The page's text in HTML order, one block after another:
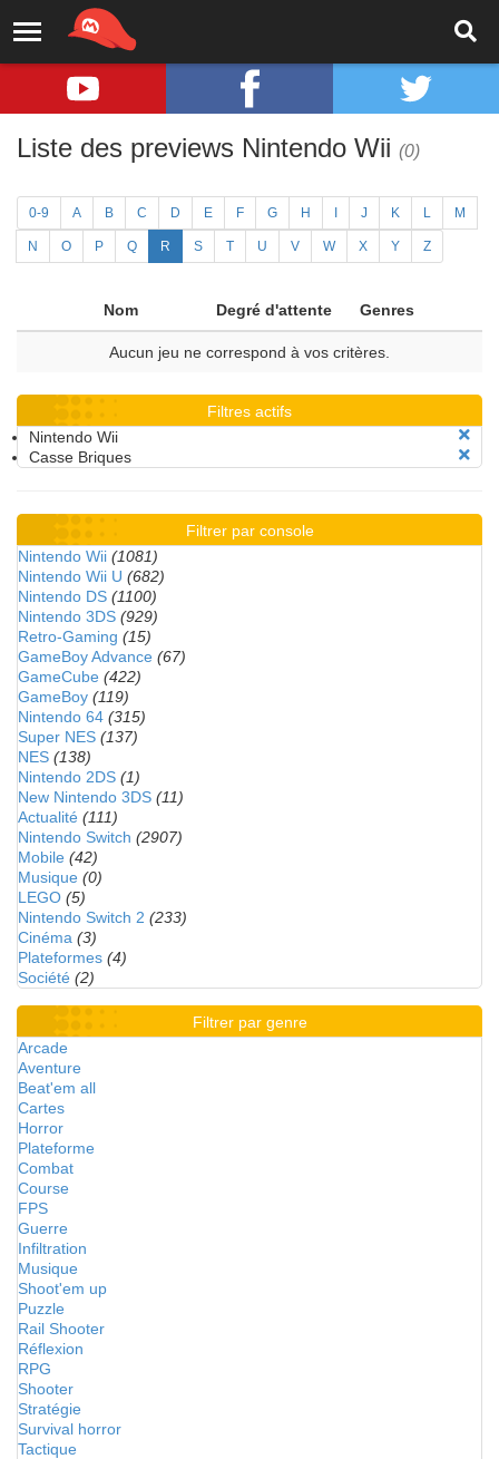
Liste des previews Nintendo Wii (0)
0-9 A B C D E F G H J K L M
N O P Q R S T U V W X Y Z
Nom Degré d'attente Genres
Aucun jeu ne correspond à vos critères.
Filtres actifs
Nintendo Wii
Casse Briques
Filtrer par console
Nintendo Wii (1081)
Nintendo Wii U (682)
Nintendo DS (1100)
Nintendo 3DS (929)
Retro-Gaming (15)
GameBoy Advance (67)
GameCube (422)
GameBoy (119)
Nintendo 64 (315)
Super NES (137)
NES (138)
Nintendo 2DS (1)
New Nintendo 3DS (11)
Actualité (111)
Nintendo Switch (2907)
Mobile (42)
Musique (0)
LEGO (5)
Nintendo Switch 2 (233)
Cinéma (3)
Plateformes (4)
Société (2)
Filtrer par genre
Arcade
Aventure
Beat'em all
Cartes
Horror
Plateforme
Combat
Course
FPS
Guerre
Infiltration
Musique
Shoot'em up
Puzzle
Rail Shooter
Réflexion
RPG
Shooter
Stratégie
Survival horror
Tactique